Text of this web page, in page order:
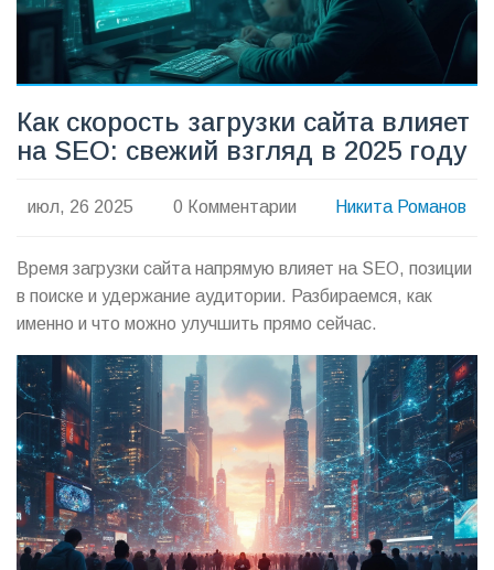
Как скорость загрузки сайта влияет
на SEO: свежий взгляд в 2025 году
июл, 26 2025 0 Комментарии Никита Романов
Время загрузки сайта напрямую влияет на SEO, позиции
в поиске и удержание аудитории. Разбираемся, как
именно и что можно улучшить прямо сейчас.